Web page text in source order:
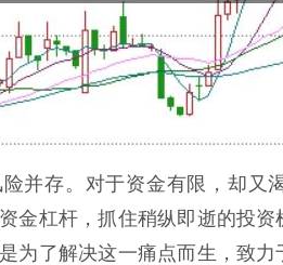
并存。对于资金有限，却又
金杠杆，抓住稍纵即逝的投
为了解决这一痛点而生，致力